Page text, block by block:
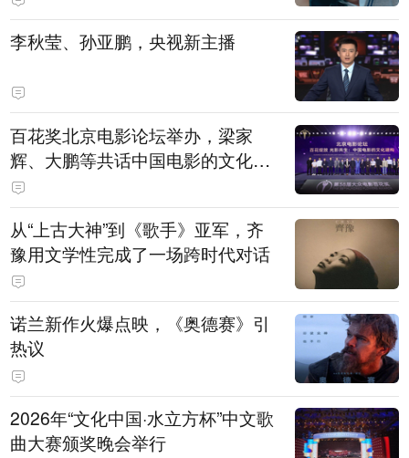
白，主演均为广州本土演员
李秋莹、孙亚鹏，央视新主播
百花奖北京电影论坛举办，梁家
辉、大鹏等共话中国电影的文化建
构
从“上古大神”到《歌手》亚军，齐
豫用文学性完成了一场跨时代对话
诺兰新作火爆点映，《奥德赛》引
热议
2026年“文化中国·水立方杯”中文歌
曲大赛颁奖晚会举行